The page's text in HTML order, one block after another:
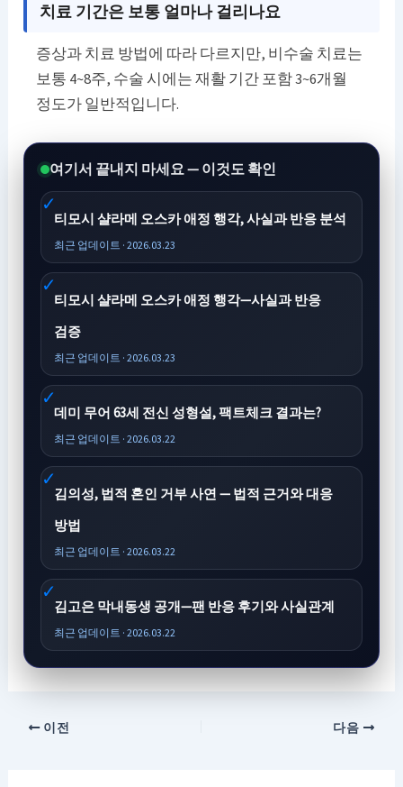
치료 기간은 보통 얼마나 걸리나요
증상과 치료 방법에 따라 다르지만, 비수술 치료는
보통 4~8주, 수술 시에는 재활 기간 포함 3~6개월
정도가 일반적입니다.
여기서 끝내지 마세요 — 이것도 확인
티모시 샬라메 오스카 애정 행각, 사실과 반응 분석
최근 업데이트 · 2026.03.23
티모시 샬라메 오스카 애정 행각—사실과 반응
검증
최근 업데이트 · 2026.03.23
데미 무어 63세 전신 성형설, 팩트체크 결과는?
최근 업데이트 · 2026.03.22
김의성, 법적 혼인 거부 사연 — 법적 근거와 대응
방법
최근 업데이트 · 2026.03.22
김고은 막내동생 공개—팬 반응 후기와 사실관계
최근 업데이트 · 2026.03.22
이전 다음